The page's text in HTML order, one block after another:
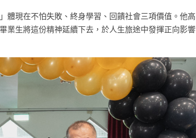
體現在不怕失敗、終身學習、回饋社會三項價值。他高
業生將這份精神延續下去，於人生旅途中發揮正向影響